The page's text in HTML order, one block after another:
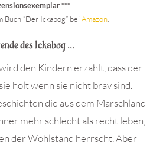
***
“Der Ickabog” bei Amazon
des Ickabog …
den Kindern erzählt, dass der
holt wenn sie nicht brav sind.
die aus dem Marschland
mehr schlecht als recht leben,
der Wohlstand herrscht. Aber